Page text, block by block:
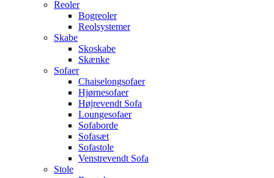
Reoler
Bogreoler
Reolsystemer
Skabe
Skoskabe
Skænke
Sofaer
Chaiselongsofaer
Hjørnesofaer
Højrevendt Sofa
Loungesofaer
Sofaborde
Sofasæt
Sofastole
Venstrevendt Sofa
Stole